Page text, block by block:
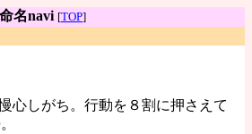
名navi [TOP]
心しがち。行動を８割に押さえて